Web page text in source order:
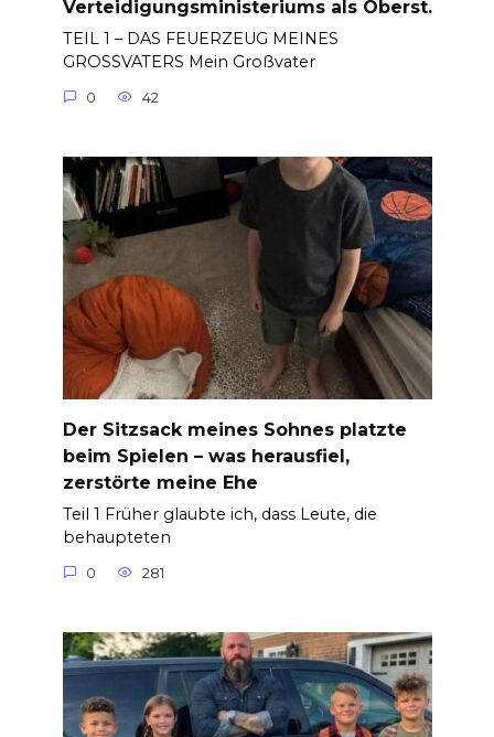
Verteidigungsministeriums als Oberst.
TEIL 1 – DAS FEUERZEUG MEINES
GROSSVATERS Mein Großvater
0 42
Der Sitzsack meines Sohnes platzte
beim Spielen – was herausfiel,
zerstörte meine Ehe
Teil 1 Früher glaubte ich, dass Leute, die
behaupteten
0 281